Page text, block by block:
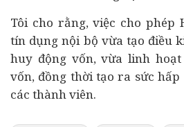
Tôi cho rằng, việc cho phép
tín dụng nội bộ vừa tạo điều
huy động vốn, vừa linh
vốn, đồng thời tạo ra sức
các thành viên.